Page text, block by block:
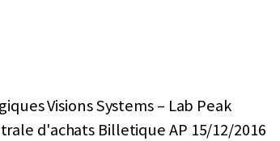
Visions Systems – Lab Peak
d'achats Billetique AP 15/12/2016